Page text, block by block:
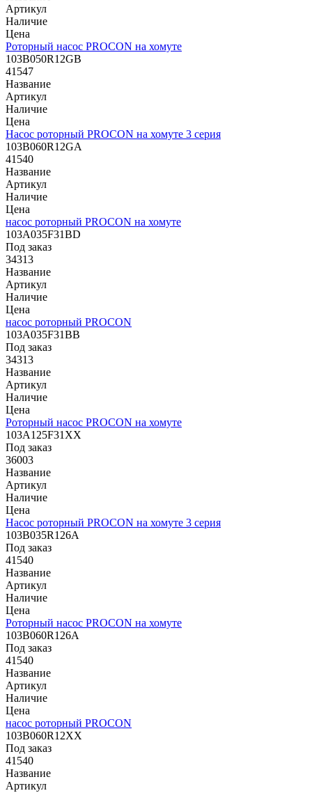
Артикул
Наличие
Цена
Роторный насос PROCON на хомуте
103B050R12GB
41547
Название
Артикул
Наличие
Цена
Насос роторный PROCON на хомуте 3 серия
103B060R12GA
41540
Название
Артикул
Наличие
Цена
насос роторный PROCON на хомуте
103A035F31BD
Под заказ
34313
Название
Артикул
Наличие
Цена
насос роторный PROCON
103A035F31ВВ
Под заказ
34313
Название
Артикул
Наличие
Цена
Роторный насос PROCON на хомуте
103A125F31XX
Под заказ
36003
Название
Артикул
Наличие
Цена
Насос роторный PROCON на хомуте 3 серия
103B035R126A
Под заказ
41540
Название
Артикул
Наличие
Цена
Роторный насос PROCON на хомуте
103B060R126A
Под заказ
41540
Название
Артикул
Наличие
Цена
насос роторный PROCON
103B060R12XX
Под заказ
41540
Название
Артикул